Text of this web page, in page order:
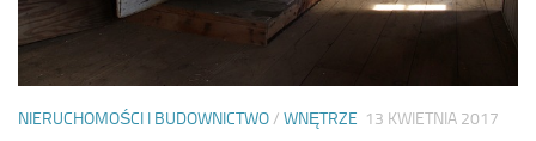
NIERUCHOMOŚCI I BUDOWNICTWO/ WNĘTRZE 13 KWIETNIA 2017